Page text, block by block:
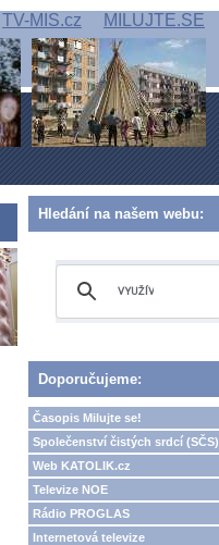
TV-MIS.cz MILUJTE.SE
Hledání na našem webu:
Doporučujeme:
Časopis Milujte se!
Společenství čistých srdcí (SČS)
Web KATOLIK.cz
Televize NOE
Rádio PROGLAS
Internetová televize